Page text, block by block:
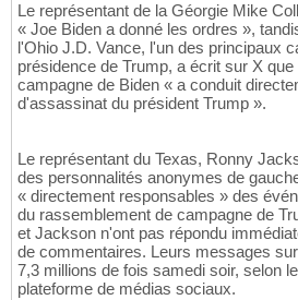
Le représentant de la Géorgie Mike
« Joe Biden a donné les ordres »,
l'Ohio J.D. Vance, l'un des principaux
présidence de Trump, a écrit sur X
campagne de Biden « a conduit
d'assassinat du président Trump ».
Le représentant du Texas, Ronny
des personnalités anonymes de
« directement responsables » des
du rassemblement de campagne de
et Jackson n'ont pas répondu
de commentaires. Leurs messages
7,3 millions de fois samedi soir, selon
plateforme de médias sociaux.